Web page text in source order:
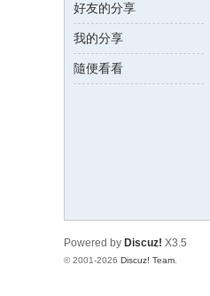
少
女
論
好友的分享
我的分享
隨便看看
Powered by Discuz! X3.5
© 2001-2026 Discuz! Team